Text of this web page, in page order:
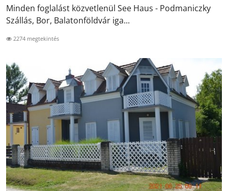
Minden foglalást közvetlenül See Haus - Podmaniczky
Szállás, Bor, Balatonföldvár iga...
2274 megtekintés